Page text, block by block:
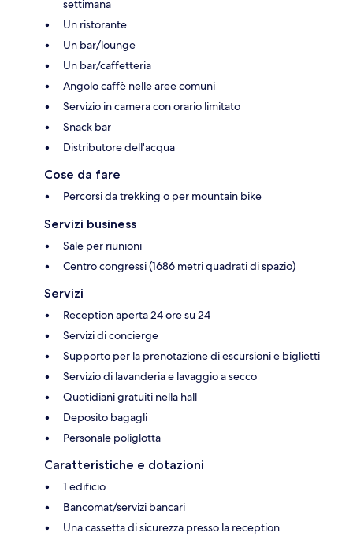
settimana
Un ristorante
Un bar/lounge
Un bar/caffetteria
Angolo caffè nelle aree comuni
Servizio in camera con orario limitato
Snack bar
Distributore dell'acqua
Cose da fare
Percorsi da trekking o per mountain bike
Servizi business
Sale per riunioni
Centro congressi (1686 metri quadrati di spazio)
Servizi
Reception aperta 24 ore su 24
Servizi di concierge
Supporto per la prenotazione di escursioni e biglietti
Servizio di lavanderia e lavaggio a secco
Quotidiani gratuiti nella hall
Deposito bagagli
Personale poliglotta
Caratteristiche e dotazioni
1 edificio
Bancomat/servizi bancari
Una cassetta di sicurezza presso la reception